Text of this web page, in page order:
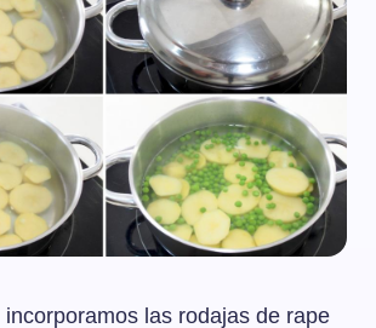
incorporamos las rodajas de rape